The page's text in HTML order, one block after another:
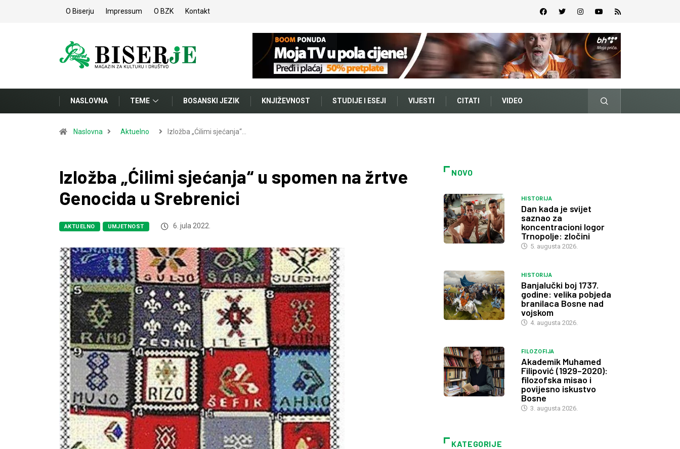
O Biserju Impressum O BZK Kontakt
NASLOVNA TEME BOSANSKI JEZIK KNJIŽEVNOST STUDIJE I ESEJI VIJESTI CITATI VIDEO
Naslovna Aktuelno Izložba „Ćilimi sjećanja“…
Izložba „Ćilimi sjećanja“ u spomen na žrtve
Genocida u Srebrenici
AKTUELNO UMJETNOST 6. jula 2022.
NOVO
HISTORIJA
Dan kada je svijet
saznao za
koncentracioni logor
Trnopolje: zločini
5. augusta 2026.
HISTORIJA
Banjalučki boj 1737.
godine: velika pobjeda
branilaca Bosne nad
vojskom
4. augusta 2026.
FILOZOFIJA
Akademik Muhamed
Filipović (1929–2020):
filozofska misao i
povijesno iskustvo
Bosne
3. augusta 2026.
KATEGORIJE